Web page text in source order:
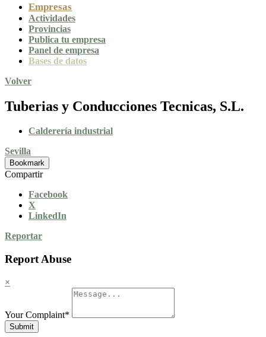
Empresas
Actividades
Provincias
Publica tu empresa
Panel de empresa
Bases de datos
Volver
Tuberias y Conducciones Tecnicas, S.L.
Calderería industrial
Sevilla
Bookmark
Compartir
Facebook
X
LinkedIn
Reportar
Report Abuse
×
Your Complaint*
Submit